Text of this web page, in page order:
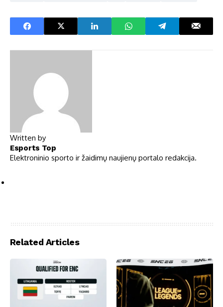
Written by
Esports Top
Elektroninio sporto ir žaidimų naujienų portalo redakcija.
Related Articles